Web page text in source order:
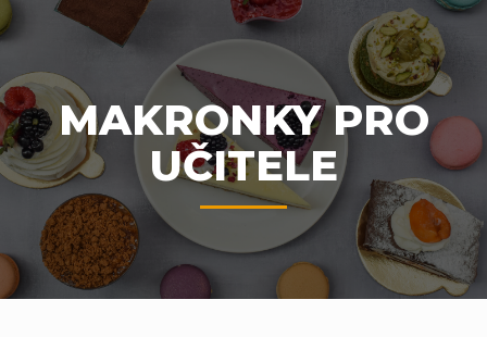
MAKRONKY PRO
UČITELE